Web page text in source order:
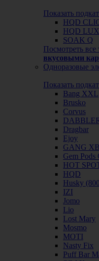
Показать
HQD
HQD LUX
SOAK Q
Посмотреть все
вкусовыми
Одноразовые
Показать
Bang XXL
Brusko
Corvus
Dragbar
Ejoy
GANG
Gem Pods
HOT
HQD
Husky
IZI
Jomo
Lio
Lost Mary
Mosmo
MOTI
Nasty Fix
Puff Bar